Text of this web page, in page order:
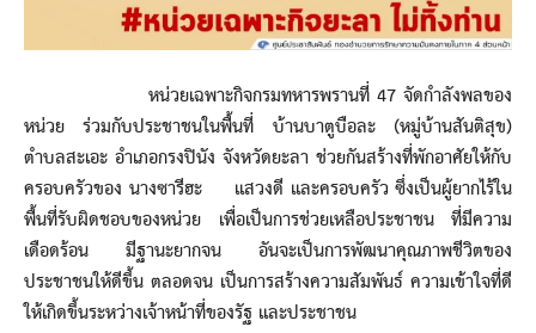
หน่วยเฉพาะกิจกรมทหารพรานที่ 47 จัดกำลังพลของ
หน่วย ร่วมกับประชาชนในพื้นที่ บ้านบาตูบือละ (หมู่บ้านสันติสุข)
ตำบลสะเอะ อำเภอกรงปินัง จังหวัดยะลา ช่วยกันสร้างที่พักอาศัยให้กับ
ครอบครัวของ นางซารีฮะ แสวงดี และครอบครัว ซึ่งเป็นผู้ยากไร้ใน
พื้นที่รับผิดชอบของหน่วย เพื่อเป็นการช่วยเหลือประชาชน ที่มีความ
เดือดร้อน มีฐานะยากจน อันจะเป็นการพัฒนาคุณภาพชีวิตของ
ประชาชนให้ดีขึ้น ตลอดจน เป็นการสร้างความสัมพันธ์ ความเข้าใจที่ดี
ให้เกิดขึ้นระหว่างเจ้าหน้าที่ของรัฐ และประชาชน